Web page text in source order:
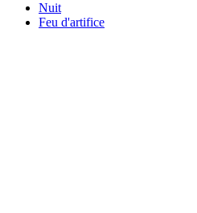
Nuit
Feu d'artifice